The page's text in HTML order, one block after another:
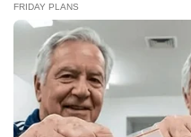
Tentang Katadata
Kebijakan Privasi
©2026 Katadata. Hak